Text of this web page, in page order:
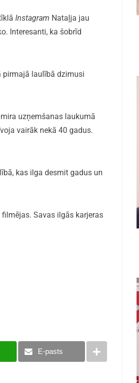
Instagram Nataļja jau
Interesanti, ka šobrīd
pirmajā laulībā dzimusi
uzņemšanas laukumā
vairāk nekā 40 gadus.
kas ilga desmit gadus un
Savas ilgās karjeras
E-pasts